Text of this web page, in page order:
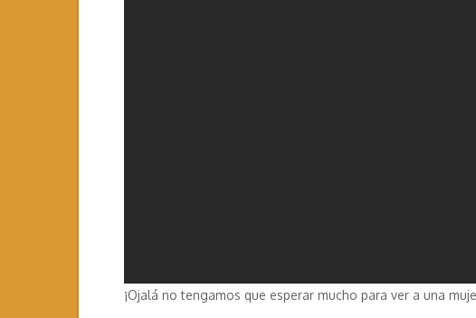
¡Ojalá no tengamos que esperar mucho para ver a una